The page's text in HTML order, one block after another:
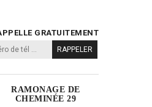
GRATUITEMENT
RAMONAGE DE
CHEMINÉE 29